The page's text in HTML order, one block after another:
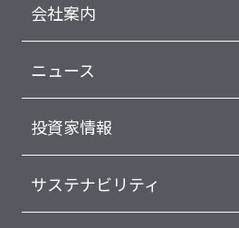
会社案内
ニュース
投資家情報
サステナビリティ